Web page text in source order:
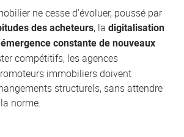
ne cesse d’évoluer, poussé par
des acheteurs, ladigitalisation
émergence constante de nouveaux
compétitifs, les agences
immobiliers doivent
structurels, sans attendre
norme.